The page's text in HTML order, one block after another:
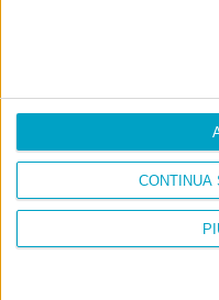
CONTINUA
AI che scrive di Taylor Swift